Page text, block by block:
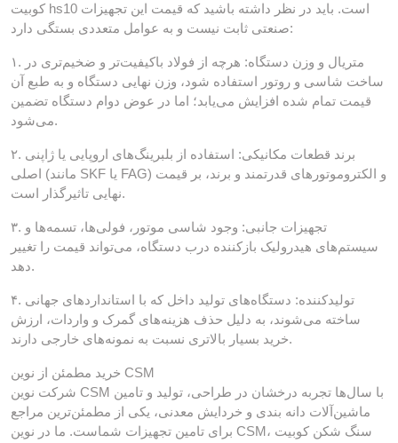
کوبیت hs10 است. باید در نظر داشته باشید که قیمت این تجهیزات
صنعتی ثابت نیست و به عوامل متعددی بستگی دارد:
۱. متریال و وزن دستگاه: هرچه از فولاد باکیفیت‌تر و ضخیم‌تری در
ساخت شاسی و روتور استفاده شود، وزن نهایی دستگاه و به طبع آن
قیمت تمام شده افزایش می‌یابد؛ اما در عوض دوام دستگاه تضمین
می‌شود.
۲. برند قطعات مکانیکی: استفاده از بلبرینگ‌های اروپایی یا ژاپنی
اصلی (مانند SKF یا FAG) و الکتروموتورهای قدرتمند و برند، بر قیمت
نهایی تاثیرگذار است.
۳. تجهیزات جانبی: وجود شاسی موتور، فولی‌ها، تسمه‌ها و
سیستم‌های هیدرولیک بازکننده درب دستگاه، می‌تواند قیمت را تغییر
دهد.
۴. تولیدکننده: دستگاه‌های تولید داخل که با استانداردهای جهانی
ساخته می‌شوند، به دلیل حذف هزینه‌های گمرک و واردات، ارزش
خرید بسیار بالاتری نسبت به نمونه‌های خارجی دارند.
خرید مطمئن از نوین CSM
شرکت نوین CSM با سال‌ها تجربه درخشان در طراحی، تولید و تامین
ماشین‌آلات دانه بندی و خردایش معدنی، یکی از مطمئن‌ترین مراجع
برای تامین تجهیزات شماست. ما در نوین CSM، سنگ شکن کوبیت